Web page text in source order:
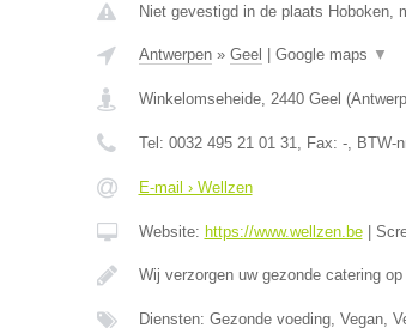
Niet gevestigd in de plaats Hoboken,
Antwerpen» Geel Google maps ▼
Winkelomseheide, 2440 Geel (
Tel: 0032 495 21 01 31, Fax: -, BTW-
E-mail › Wellzen
Website: https://www.wellzen.be|
Wij verzorgen uw gezonde catering
Diensten: Gezonde voeding, Vegan,